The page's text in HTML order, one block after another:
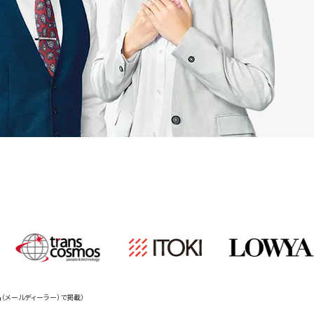
ールディーラー）で掲載）